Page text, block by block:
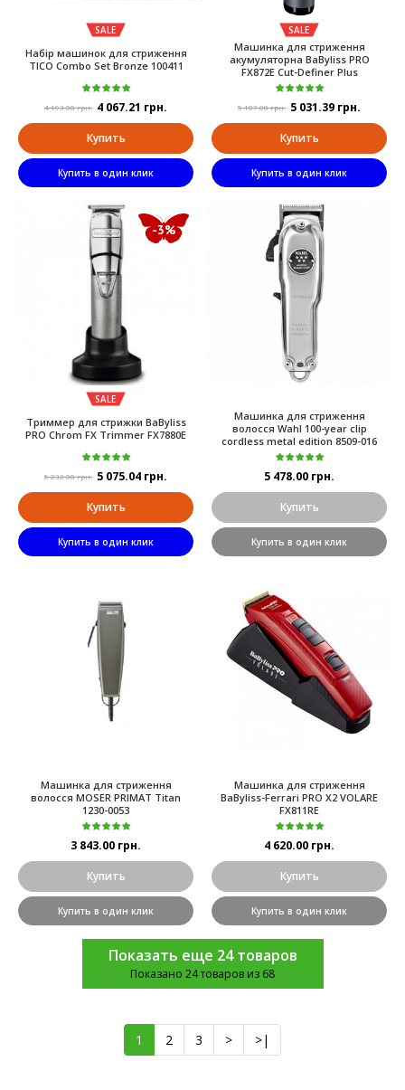
SALE
Набір машинок для стриження
TICO Combo Set Bronze 100411
4 193.00 грн. 4 067.21 грн.
Купить
Купить в один клик
SALE
Машинка для стриження
акумуляторна BaByliss PRO
FX872E Cut-Definer Plus
5 187.00 грн. 5 031.39 грн.
Купить
Купить в один клик
-3%
SALE
Триммер для стрижки BaByliss
PRO Chrom FX Trimmer FX7880E
5 232.00 грн. 5 075.04 грн.
Купить
Купить в один клик
Машинка для стриження
волосся Wahl 100-year clip
cordless metal edition 8509-016
5 478.00 грн.
Купить
Купить в один клик
Машинка для стриження
волосся MOSER PRIMAT Titan
1230-0053
3 843.00 грн.
Купить
Купить в один клик
Машинка для стриження
BaByliss-Ferrari PRO X2 VOLARE
FX811RE
4 620.00 грн.
Купить
Купить в один клик
Показать еще 24 товаров
Показано 24 товаров из 68
1 2 3 > >|